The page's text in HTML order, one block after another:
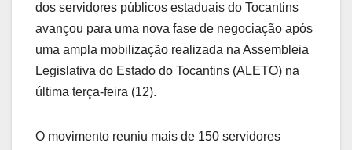
dos servidores públicos estaduais do Tocantins
avançou para uma nova fase de negociação após
uma ampla mobilização realizada na Assembleia
Legislativa do Estado do Tocantins (ALETO) na
última terça-feira (12).
O movimento reuniu mais de 150 servidores